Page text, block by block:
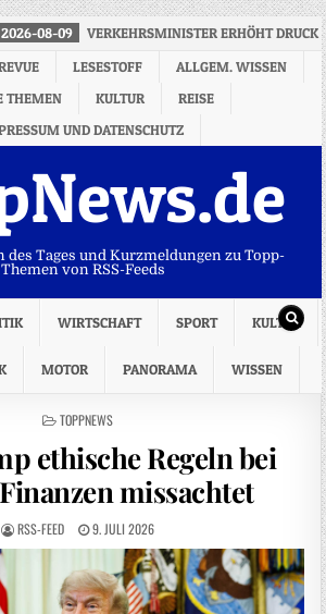
2026-08-09
VERKEHRSMINISTER ERHÖHT
LESESTOFF
ALLGEM. WISSEN
THEMEN
KULTUR
REISE
UND DATENSCHUTZ
des Tages und Kurzmeldungen zu Topp-
Themen von RSS-Feeds
WIRTSCHAFT SPORT KULTUR
MOTOR PANORAMA WISSEN
POSTED
TOPPNEWS
ethische Regeln bei
missachtet
RSS-FEED 9. JULI 2026